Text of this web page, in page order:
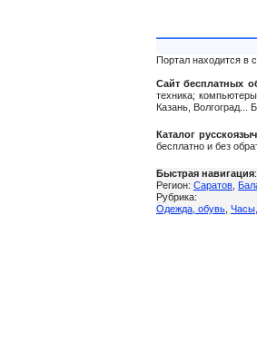
Портал находится в
Сайт бесплатных
техника;
Казань, Волгоград...
Каталог
бесплатно и без
Быстрая навигация:
Регион: Саратов
Рубрика:
Одежда, обувь